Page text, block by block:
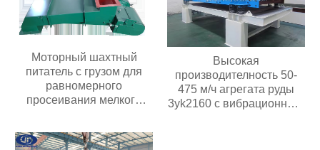
Моторный шахтный
питатель с грузом для
равномерного
просеивания мелкого
оборудование
Высокая
производителность 50-
475 м/ч агрегата руды
3yk2160 с вибрационным